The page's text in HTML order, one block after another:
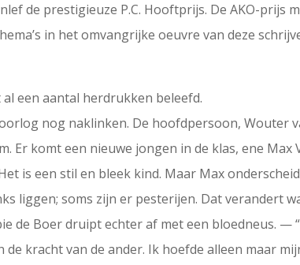
de prestigieuze P.C. Hooftprijs. De AKO-prijs
in het omvangrijke oeuvre van deze
een aantal herdrukken beleefd.
nog naklinken. De hoofdpersoon, Wouter
Er komt een nieuwe jongen in de klas, ene Max
is een stil en bleek kind. Maar Max
liggen; soms zijn er pesterijen. Dat verandert
de Boer druipt echter af met een bloedneus. —
de kracht van de ander. Ik hoefde alleen maar